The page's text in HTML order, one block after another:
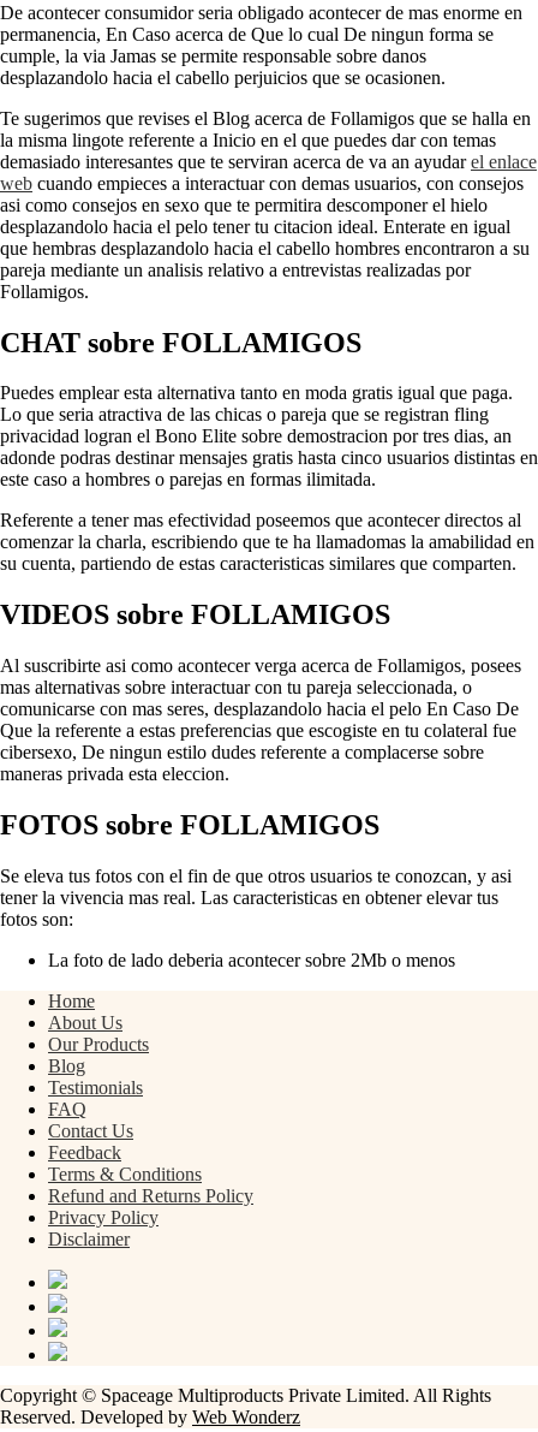
De acontecer consumidor seria obligado acontecer de mas enorme en
permanencia, En Caso acerca de Que lo cual De ningun forma se
cumple, la vi­a Jamas se permite responsable sobre danos
desplazandolo hacia el cabello perjuicios que se ocasionen.
Te sugerimos que revises el Blog acerca de Follamigos que se halla en
la misma lingote referente a Inicio en el que puedes dar con temas
demasiado interesantes que te serviran acerca de va an ayudarel enlace
web cuando empieces a interactuar con demas usuarios, con consejos
asi como consejos en sexo que te permitira descomponer el hielo
desplazandolo hacia el pelo tener tu citacion ideal. Enterate en igual
que hembras desplazandolo hacia el cabello hombres encontraron a su
pareja mediante un analisis relativo a entrevistas realizadas por
Follamigos.
CHAT sobre FOLLAMIGOS
Puedes emplear esta alternativa tanto en moda gratis igual que paga.
Lo que seria atractiva de las chicas o pareja que se registran fling
privacidad logran el Bono Elite sobre demostracion por tres dias, an
adonde podras destinar mensajes gratis hasta cinco usuarios distintas en
este caso a hombres o parejas en formas ilimitada.
Referente a tener mas efectividad poseemos que acontecer directos al
comenzar la charla, escribiendo que te ha llamadomas la amabilidad en
su cuenta, partiendo de estas caracteristicas similares que comparten.
VIDEOS sobre FOLLAMIGOS
Al suscribirte asi como acontecer verga acerca de Follamigos, posees
mas alternativas sobre interactuar con tu pareja seleccionada, o
comunicarse con mas seres, desplazandolo hacia el pelo En Caso De
Que la referente a estas preferencias que escogiste en tu colateral fue
cibersexo, De ningun estilo dudes referente a complacerse sobre
maneras privada esta eleccion.
FOTOS sobre FOLLAMIGOS
Se eleva tus fotos con el fin de que otros usuarios te conozcan, y asi
tener la vivencia mas real. Las caracteristicas en obtener elevar tus
fotos son:
La foto de lado deberia acontecer sobre 2Mb o menos
Home
About Us
Our Products
Blog
Testimonials
FAQ
Contact Us
Feedback
Terms & Conditions
Refund and Returns Policy
Privacy Policy
Disclaimer
Copyright © Spaceage Multiproducts Private Limited. All Rights
Reserved. Developed by Web Wonderz